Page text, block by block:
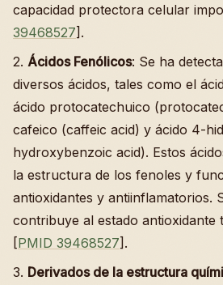
capacidad protectora celular
39468527].
2. Ácidos Fenólicos: Se ha
diversos ácidos, tales como el
ácido protocatechuico
cafeico (caffeic acid) y ácido 4-
hydroxybenzoic acid). Estos
la estructura de los fenoles y
antioxidantes y antiinflamatorios.
contribuye al estado antioxidante
[PMID 39468527].
3. Derivados de la estructura